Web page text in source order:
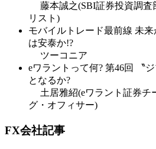
藤本誠之(SBI証券投資調
リスト)
モバイルトレード最前線 未
は安泰か!?
ツーコニア
eワラントって何? 第46回 〝
となるか?
土居雅紹(eワラント証券チ
グ・オフィサー)
FX会社記事